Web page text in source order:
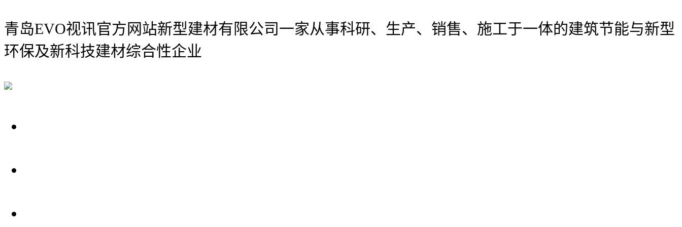
青岛EVO视讯官方网站新型建材有限公司一家从事科研、生产、销售、施工于一体的建筑节能与新型
环保及新科技建材综合性企业